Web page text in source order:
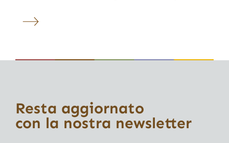
Resta aggiornato
con la nostra newsletter